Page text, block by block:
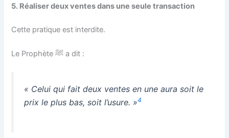
5. Réaliser deux ventes dans une seule transaction
Cette pratique est interdite.
Le Prophète ﷺ a dit :
« Celui qui fait deux ventes en une aura soit le
prix le plus bas, soit l’usure. »4